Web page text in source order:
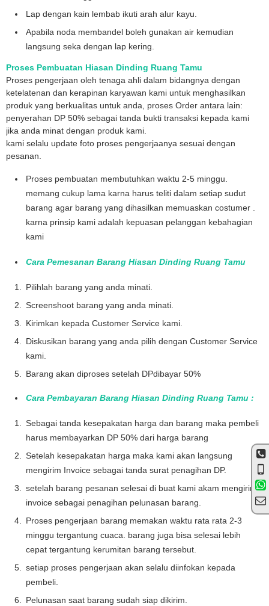
Lap dengan kain lembab ikuti arah alur kayu.
Apabila noda membandel boleh gunakan air kemudian
langsung seka dengan lap kering.
Proses Pembuatan Hiasan Dinding Ruang Tamu
Proses pengerjaan oleh tenaga ahli dalam bidangnya dengan
ketelatenan dan kerapinan karyawan kami untuk menghasilkan
produk yang berkualitas untuk anda, proses Order antara lain:
penyerahan DP 50% sebagai tanda bukti transaksi kepada kami
jika anda minat dengan produk kami.
kami selalu update foto proses pengerjaanya sesuai dengan
pesanan.
Proses pembuatan membutuhkan waktu 2-5 minggu.
memang cukup lama karna harus teliti dalam setiap sudut
barang agar barang yang dihasilkan memuaskan costumer .
karna prinsip kami adalah kepuasan pelanggan kebahagian
kami
Cara Pemesanan Barang Hiasan Dinding Ruang Tamu
Pilihlah barang yang anda minati.
Screenshoot barang yang anda minati.
Kirimkan kepada Customer Service kami.
Diskusikan barang yang anda pilih dengan Customer Service
kami.
Barang akan diproses setelah DPdibayar 50%
Cara Pembayaran Barang Hiasan Dinding Ruang Tamu :
Sebagai tanda kesepakatan harga dan barang maka pembeli
harus membayarkan DP 50% dari harga barang
Setelah kesepakatan harga maka kami akan langsung
mengirim Invoice sebagai tanda surat penagihan DP.
setelah barang pesanan selesai di buat kami akam mengirim
invoice sebagai penagihan pelunasan barang.
Proses pengerjaan barang memakan waktu rata rata 2-3
minggu tergantung cuaca. barang juga bisa selesai lebih
cepat tergantung kerumitan barang tersebut.
setiap proses pengerjaan akan selalu diinfokan kepada
pembeli.
Pelunasan saat barang sudah siap dikirim.